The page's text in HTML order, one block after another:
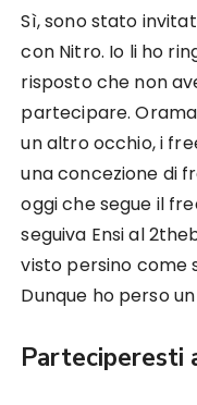
Sì, sono stato
con Nitro. Io li ho
risposto che non
partecipare.
un altro occhio, i
una concezione di
oggi che segue il
seguiva Ensi al
visto persino come
Dunque ho perso
Parteciperesti